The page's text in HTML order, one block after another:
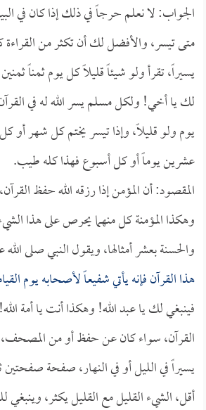
الجواب: لا نعلم حرجاً في ذلك إذا كان في
متى تيسر، والأفضل لك أن تكثر من
يسيراً، تقرأ ولو شيئاً قليلاً كل يوم ثمناً
لك يا أخي! ولكل مسلم يسر الله له في
يوم ولو قليلاً، وإذا تيسر يختم كل شهر أو
عشرين يوماً أو كل أسبوع فهذا كله طيب.
المقصود: أن المؤمن إذا رزقه الله حفظ
وهكذا المؤمنة كل منهما يحرص على هذا
والحسنة بعشر أمثالها، ويقول النبي صلى
هذا القرآن فإنه يأتي شفيعاً لأصحابه يوم
فينبغي لك يا عبد الله! وهكذا أنت يا أمة
القرآن، سواء كان عن حفظ أو من
يسيراً في الليل أو في النهار، صفحة
أقل، الشيء القليل مع القليل يكثر، وينبغي